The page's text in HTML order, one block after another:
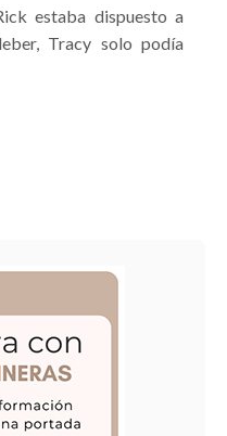
estaba dispuesto a
Tracy solo podía